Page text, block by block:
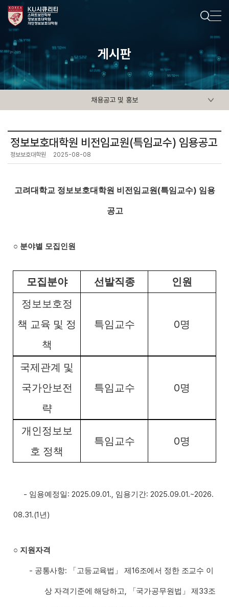
게시판
채용공고 및 홍보
정보보호대학원 비전임교원(특임교수) 임용공고
정보보호대학원 2025-08-08
고려대학교 정보보호대학원 비전임교원 (특임교수) 임용
공고
○ 분야별 모집인원
모집분야 선발직종
인원
정보보호정
책 교육 및 정
책
특임교수 0명
국제관계 및
국가안보전
략
특임교수 0명
개인정보보
호 정책
특임교수 0명
- 임용예정일: 2025.09.01., 임용기간: 2025.09.01.~2026.
08.31.(1년 )
○ 지원자격
- 공통사항: 「 고등교육법 」 제 16조에서 정한 조교수 이
상 자격기준에 해당하고, 「 국가공무원법 」 제 33조